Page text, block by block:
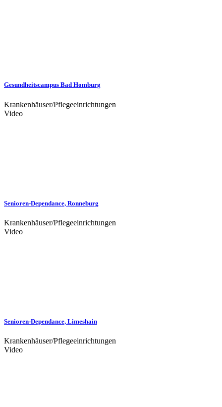
Gesundheitscampus Bad Homburg
Krankenhäuser/Pflegeeinrichtungen
Video
Senioren-Dependance, Ronneburg
Krankenhäuser/Pflegeeinrichtungen
Video
Senioren-Dependance, Limeshain
Krankenhäuser/Pflegeeinrichtungen
Video